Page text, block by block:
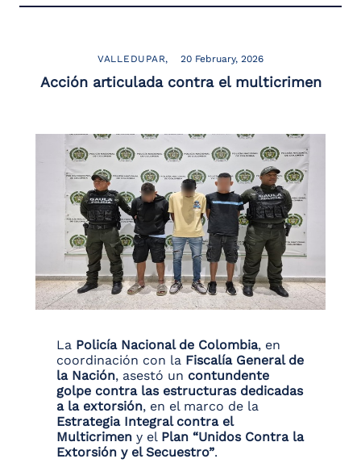
VALLEDUPAR 20 February, 2026
Acción articulada contra el multicrimen
La Policía Nacional de Colombia, en
coordinación con la Fiscalía General de
la Nación, asestó un contundente
golpe contra las estructuras dedicadas
a la extorsión, en el marco de la
Estrategia Integral contra el
Multicrimen y el Plan “Unidos Contra la
Extorsión y el Secuestro”.